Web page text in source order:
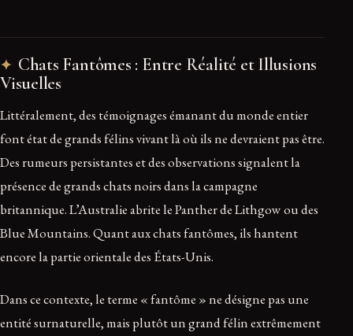
Chats Fantômes : Entre Réalité et Illusions
Visuelles
Littéralement, des témoignages émanant du monde entier
font état de grands félins vivant là où ils ne devraient pas être.
Des rumeurs persistantes et des observations signalent la
présence de grands chats noirs dans la campagne
britannique. L’Australie abrite le Panther de Lithgow ou des
Blue Mountains. Quant aux chats fantômes, ils hantent
encore la partie orientale des États-Unis.
Dans ce contexte, le terme « fantôme » ne désigne pas une
entité surnaturelle, mais plutôt un grand félin extrêmement